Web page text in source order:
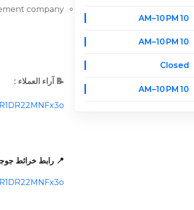
10 AM–10 PM
10 AM–10 PM
Closed
10 AM–10 PM
company
📝 آراء العملاء :
📍 رابط خرائط